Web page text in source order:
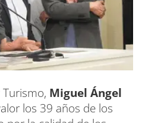
Miguel Ángel
los 39 años de los